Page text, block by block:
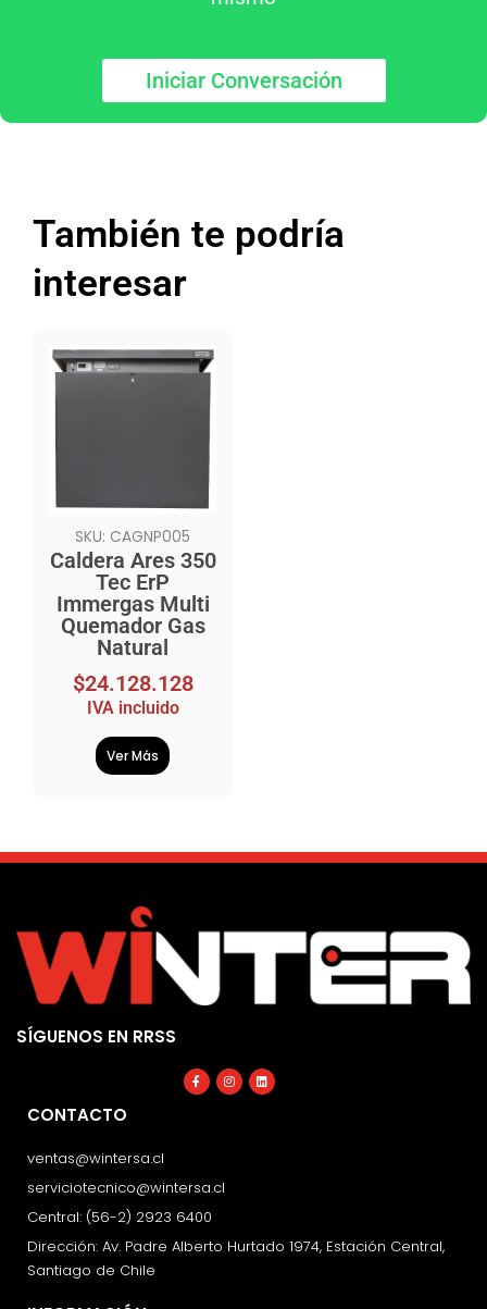
Iniciar Conversación
También te podría
interesar
SKU: CAGNP005
Caldera Ares 350
Tec ErP
Immergas Multi
Quemador Gas
Natural
$24.128.128
IVA incluido
Ver Más
SÍGUENOS EN RRSS
Facebook-
f
Instagram
Linkedin
CONTACTO
ventas@wintersa.cl
serviciotecnico@wintersa.cl
Central: (56-2) 2923 6400
Dirección: Av. Padre Alberto Hurtado 1974, Estación Central,
Santiago de Chile